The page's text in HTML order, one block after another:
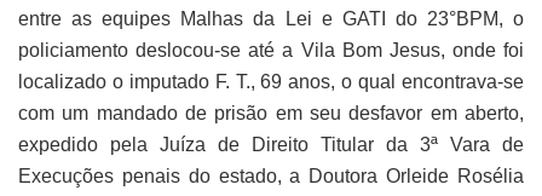
entre as equipes Malhas da Lei e GATI do 23°BPM, o
policiamento deslocou-se até a Vila Bom Jesus, onde foi
localizado o imputado F. T., 69 anos, o qual encontrava-se
com um mandado de prisão em seu desfavor em aberto,
expedido pela Juíza de Direito Titular da 3ª Vara de
Execuções penais do estado, a Doutora Orleide Rosélia